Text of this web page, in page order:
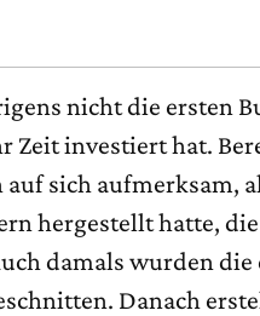
nicht die ersten
Zeit investiert hat.
sich aufmerksam,
hergestellt hatte,
damals wurden die
Danach